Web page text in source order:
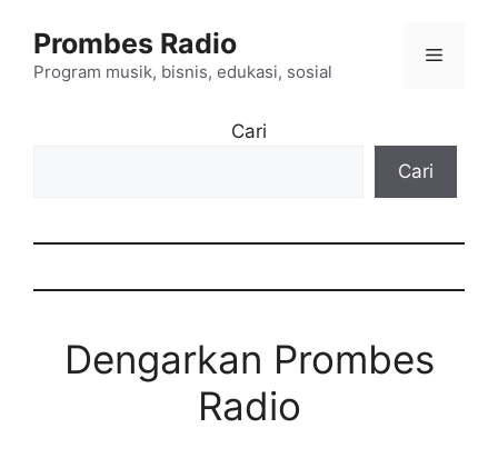
Prombes Radio
Program musik, bisnis, edukasi, sosial
Menu
Cari
Cari
Dengarkan Prombes
Radio